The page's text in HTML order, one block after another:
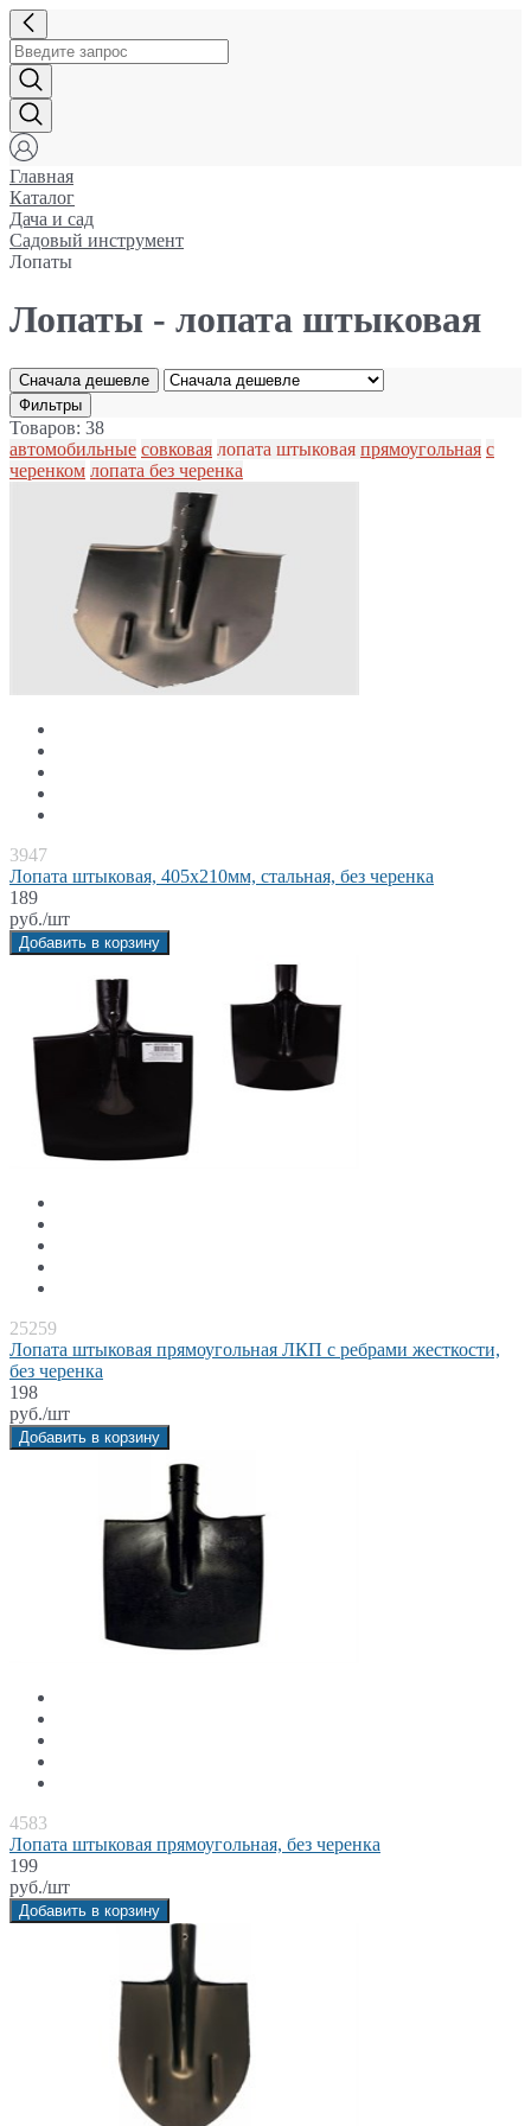
Главная
Каталог
Дача и сад
Садовый инструмент
Лопаты
Лопаты - лопата штыковая
Сначала дешевле
Фильтры
Товаров: 38
автомобильные совковая лопата штыковая прямоугольная с
черенком лопата без черенка
3947
Лопата штыковая, 405x210мм, стальная, без черенка
189
руб./шт
Добавить в корзину
25259
Лопата штыковая прямоугольная ЛКП с ребрами жесткости,
без черенка
198
руб./шт
Добавить в корзину
4583
Лопата штыковая прямоугольная, без черенка
199
руб./шт
Добавить в корзину